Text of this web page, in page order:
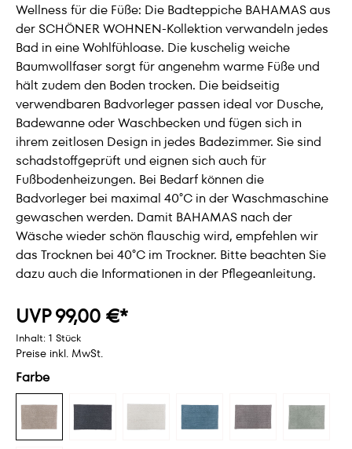
Wellness für die Füße: Die Badteppiche BAHAMAS aus
der SCHÖNER WOHNEN-Kollektion verwandeln jedes
Bad in eine Wohlfühloase. Die kuschelig weiche
Baumwollfaser sorgt für angenehm warme Füße und
hält zudem den Boden trocken. Die beidseitig
verwendbaren Badvorleger passen ideal vor Dusche,
Badewanne oder Waschbecken und fügen sich in
ihrem zeitlosen Design in jedes Badezimmer. Sie sind
schadstoffgeprüft und eignen sich auch für
Fußbodenheizungen. Bei Bedarf können die
Badvorleger bei maximal 40°C in der Waschmaschine
gewaschen werden. Damit BAHAMAS nach der
Wäsche wieder schön flauschig wird, empfehlen wir
das Trocknen bei 40°C im Trockner. Bitte beachten Sie
dazu auch die Informationen in der Pflegeanleitung.
UVP 99,00 €*
Inhalt: 1 Stück
Preise inkl. MwSt.
Farbe